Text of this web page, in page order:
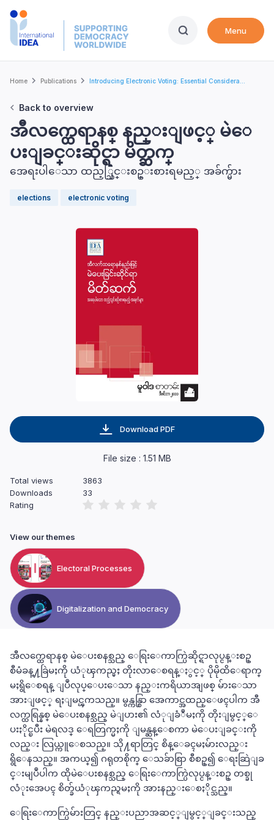
Skip
Menu
Breadcrumb
Home Publications Introducing Electronic Voting: Essential Considera...
Back to overview
အီလက္ထေရာနစ္ မဲေပးစနစ္သည္ ေရြးေကာက္ပြဲဆိုင္ရာလုပ္ငန္းစဥ္
စီမံခန္႔ခြဲမႈကို ယံုၾကည္မႈ တိုးလာေစရန္ႏွင့္ ပိုမိုထိေရာက္
မႈရွိေစရန္ ျပဳလုပ္ေပးေသာ နည္းကရိယာအျဖစ္ မ်ားေသာ
အားျဖင့္ ရႈျမင္ၾကသည္။ မွန္ကန္စြာ အေကာင္အထည္ေဖၚပါက အီ
လက္ထရြန္နစ္ မဲေပးစနစ္သည္ မဲျပား၏ လံုျခံဳမႈကို တိုးျမွင့္ေ
ပးႏိုင္ၿပီး မဲရလဒ္ ေရတြက္မႈကို ျမန္ဆန္ေစကာ မဲေပးျခင္းကို
လည္း လြယ္ကူေစသည္။ သို႔ရာတြင္ စိန္ေခၚမႈမ်ားလည္း
ရွိေနသည္။ အကယ္၍ ဂရုတစိုက္ ေသခ်ာစြာ စီစဥ္၍ ေရးဆြဲျခ
င္းမျပဳပါက ထိုမဲေပးစနစ္သည္ ေရြးေကာက္ပြဲလုပ္ငန္းစဥ္ တစ္ခု
လံုးအေပၚ စိတ္ခ်ယံုၾကည္ရမႈကို အားနည္းေစႏိုင္သည္။
ေရြးေကာက္ပြဲမ်ားတြင္ နည္းပညာအဆင့္ျမွင့္ျခင္းသည္
အီလက္ထေရာနစ္ နည္းျဖင့္ မဲေ
ပးျခင္းဆိုင္ရာ မိတ္ဆက္
အေရးပါေသာ ထည့္သြင္းစဥ္းစားရမည့္ အခ်က္မ်ား
elections electronic voting
Download PDF
File size : 1.51 MB
Total views
3863
Downloads
33
Rating
View our themes
Electoral Processes
Digitalization and Democracy